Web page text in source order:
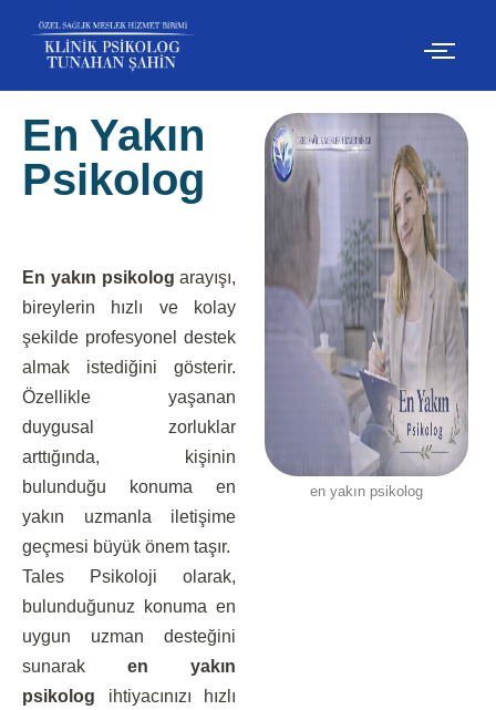
İçeriğe
geç
En Yakın
Psikolog
En yakın psikolog arayışı,
bireylerin hızlı ve kolay
şekilde profesyonel destek
almak istediğini gösterir.
Özellikle yaşanan
duygusal zorluklar
arttığında, kişinin
bulunduğu konuma en
yakın uzmanla iletişime
geçmesi büyük önem taşır.
Tales Psikoloji olarak,
bulunduğunuz konuma en
uygun uzman desteğini
sunaraken yakın
psikolog ihtiyacınızı hızlı
en yakın psikolog